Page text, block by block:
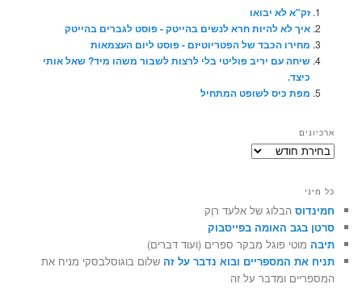
זק"א לא יבואו
איך לא להיות חרא לנשים בהייטק - פוסט לגברים בהייטק
מחירו הכבד של הפטריוטיזם - פוסט ליום העצמאות
שיחה עם יריב פוליטי בלי לרצות לשבור משהו מיד? שאל אותי
כיצד.
מפת כיס לשופט המתחיל
ארכיונים
ארכיונים
כל מיני
חמינדוס הבלוג של אלעד רוֶק
סרטן בגב האומה בפייסבוק
תיבה מוטי פוגל מבקר ספרים (ועוד דברים)
תניח את המספריים ובוא נדבר על זה שלום בוגוסלבסקי מניח את
המספריים ומדבר על זה